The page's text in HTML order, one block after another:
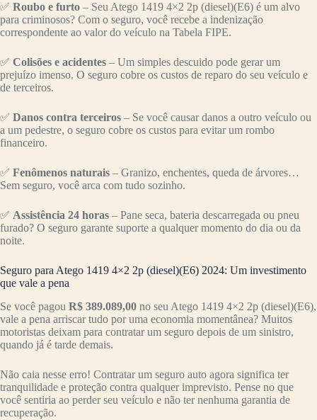
✅ Roubo e furto – Seu Atego 1419 4×2 2p (diesel)(E6) é um alvo
para criminosos? Com o seguro, você recebe a indenização
correspondente ao valor do veículo na Tabela FIPE.
✅ Colisões e acidentes – Um simples descuido pode gerar um
prejuízo imenso. O seguro cobre os custos de reparo do seu veículo e
de terceiros.
✅ Danos contra terceiros – Se você causar danos a outro veículo ou
a um pedestre, o seguro cobre os custos para evitar um rombo
financeiro.
✅ Fenômenos naturais – Granizo, enchentes, queda de árvores…
Sem seguro, você arca com tudo sozinho.
✅ Assistência 24 horas – Pane seca, bateria descarregada ou pneu
furado? O seguro garante suporte a qualquer momento do dia ou da
noite.
Seguro para Atego 1419 4×2 2p (diesel)(E6) 2024: Um investimento
que vale a pena
Se você pagou R$ 389.089,00 no seu Atego 1419 4×2 2p (diesel)(E6),
vale a pena arriscar tudo por uma economia momentânea? Muitos
motoristas deixam para contratar um seguro depois de um sinistro,
quando já é tarde demais.
Não caia nesse erro! Contratar um seguro auto agora significa ter
tranquilidade e proteção contra qualquer imprevisto. Pense no que
você sentiria ao perder seu veículo e não ter nenhuma garantia de
recuperação.